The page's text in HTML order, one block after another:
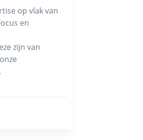
op vlak van
en
zijn van